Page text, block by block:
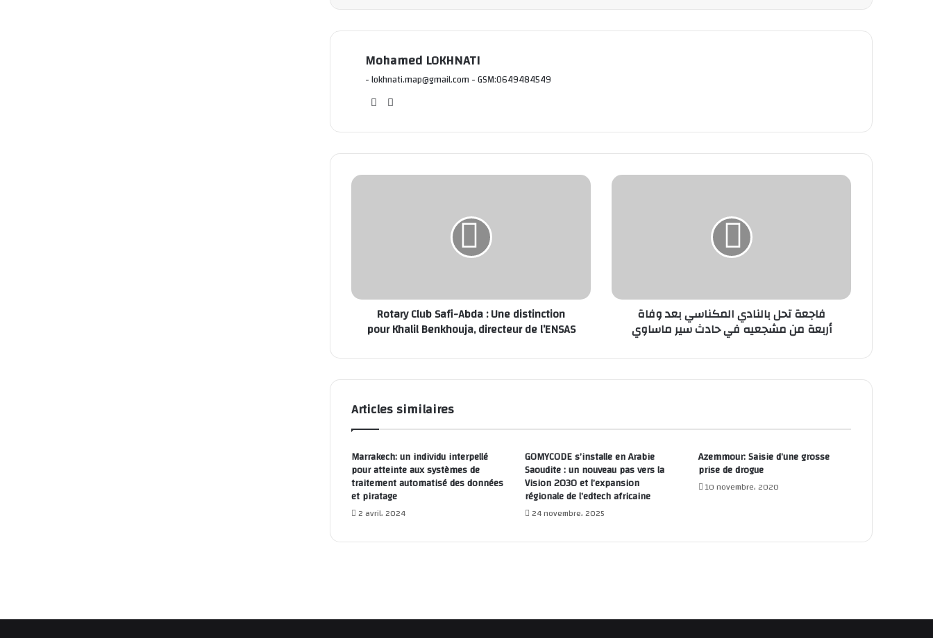
Mohamed LOKHNATI
- lokhnati.map@gmail.com - GSM:0649484549
We
te ok
Rotary Club Safi-Abda : Une distinction
pour Khalil Benkhouja, directeur de l’ENSAS
فاجعة تحل بالنادي المكناسي بعد وفاة
أربعة من مشجعيه في حادث سير ماساوي
Articles similaires
Marrakech: un individu interpellé
pour atteinte aux systèmes de
traitement automatisé des données
et piratage
2 avril، 2024
GOMYCODE s’installe en Arabie
Saoudite : un nouveau pas vers la
Vision 2030 et l’expansion
régionale de l’edtech africaine
24 novembre، 2025
Azemmour: Saisie d’une grosse
prise de drogue
10 novembre، 2020